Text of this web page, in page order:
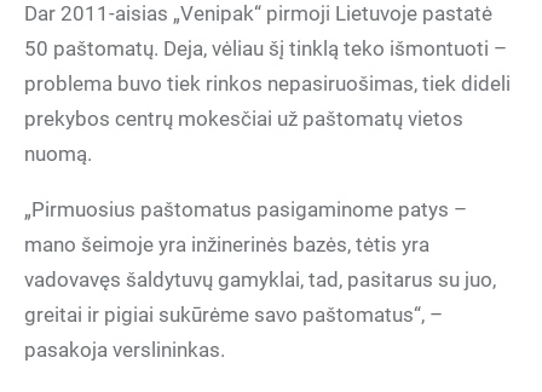
Dar 2011-aisias „Venipak“ pirmoji Lietuvoje pastatė
50 paštomatų. Deja, vėliau šį tinklą teko išmontuoti –
problema buvo tiek rinkos nepasiruošimas, tiek dideli
prekybos centrų mokesčiai už paštomatų vietos
nuomą.
„Pirmuosius paštomatus pasigaminome patys –
mano šeimoje yra inžinerinės bazės, tėtis yra
vadovavęs šaldytuvų gamyklai, tad, pasitarus su juo,
greitai ir pigiai sukūrėme savo paštomatus“, –
pasakoja verslininkas.